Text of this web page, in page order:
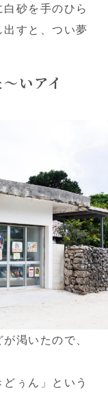
砂を手のひら
すと、つい夢
いアイ
渇いたので、
ぅん」という